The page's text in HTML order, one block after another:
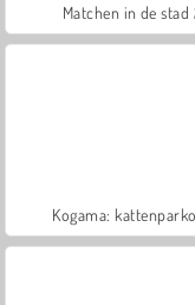
Matchen in de stad
Kogama: